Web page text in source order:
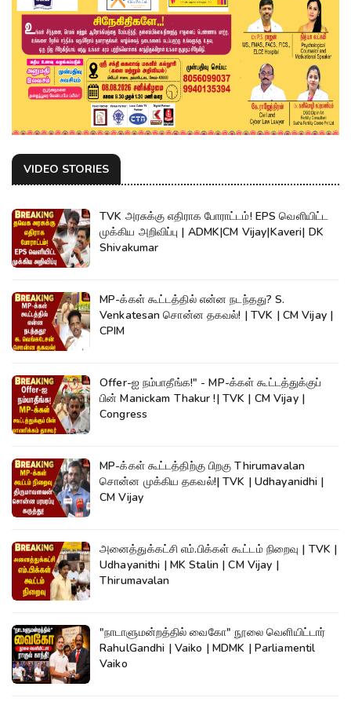
VIDEO STORIES
TVK அரசுக்கு எதிராக போராட்டம்! EPS வெளியிட்ட
முக்கிய அறிவிப்பு | ADMK|CM Vijay|Kaveri| DK
Shivakumar
MP-க்கள் கூட்டத்தில் என்ன நடந்தது? S.
Venkatesan சொன்ன தகவல்! | TVK | CM Vijay |
CPIM
Offer-ஐ நம்பாதீங்க!" - MP-க்கள் கூட்டத்துக்குப்
பின் Manickam Thakur !| TVK | CM Vijay |
Congress
MP-க்கள் கூட்டத்திற்கு பிறகு Thirumavalan
சொன்ன முக்கிய தகவல்!| TVK | Udhayanidhi |
CM Vijay
அனைத்துக்கட்சி எம்.பிக்கள் கூட்டம் நிறைவு | TVK |
Udhayanithi | MK Stalin | CM Vijay |
Thirumavalan
"நாடாளுமன்றத்தில் வைகோ" நூலை வெளியிட்டார்
RahulGandhi | Vaiko | MDMK | Parliamentil
Vaiko